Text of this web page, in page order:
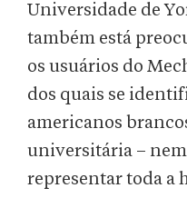
Universidade de
também está
os usuários do
dos quais se
americanos
universitária –
representar toda a